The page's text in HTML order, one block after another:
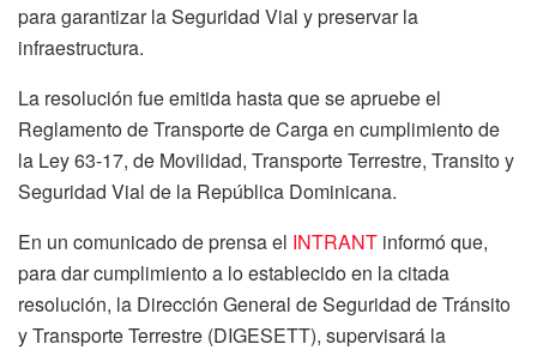
para garantizar la Seguridad Vial y preservar la
infraestructura.
La resolución fue emitida hasta que se apruebe el
Reglamento de Transporte de Carga en cumplimiento de
la Ley 63-17, de Movilidad, Transporte Terrestre, Transito y
Seguridad Vial de la República Dominicana.
En un comunicado de prensa el INTRANT informó que,
para dar cumplimiento a lo establecido en la citada
resolución, la Dirección General de Seguridad de Tránsito
y Transporte Terrestre (DIGESETT), supervisará la